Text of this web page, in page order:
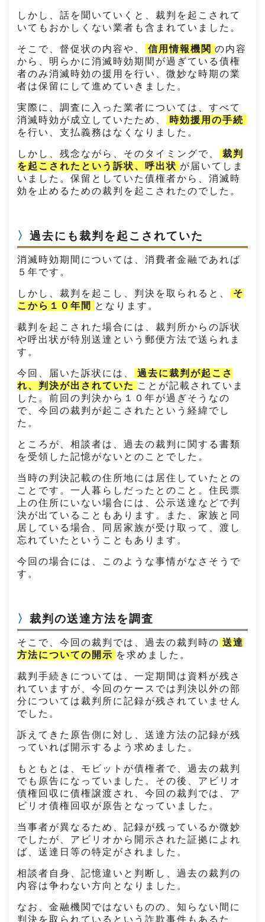
しかし、話を聞いていくと、裁判を起こされて
いてもおかしくない業者も含まれていました。
そこで、督促状の内容や、 信用情報機関 の内容
から、明らかに消滅時効期間が過ぎている債権
者のみ消滅時効の援用を行い、微妙な時期の業
者は保留にして進めていきました。
実際に、調査に入った業者については、すべて
消滅時効が成立していたため、
時効援用の手続
を行い、支払義務はなくなりました。
しかし、残念ながら、そのタイミングで、
裁判
を起こされたという訴状、呼出状 が届いてしま
いました。保留としていた債権者から、消滅時
効を止めるための裁判を起こされたのでした。
過去にも裁判を起こされていた
消滅時効期間については、消費者金融であれば
５年です。
しかし、裁判を起こし、判決を取られると、
そ
こから１０年間
となります。
裁判を起こされた場合には、裁判所からの訴状
や呼出状が特別送達という郵便方法で送られま
す。
今回、届いた訴状には、
過去に裁判が起こさ
れ、判決が出されていた ことが記載されていま
した。前回の判決から１０年が過ぎそうなの
で、今回の裁判が起こされたという経緯でし
た。
ところが、相談者は、過去の裁判に関する書類
を受領した記憶がないとのことでした。
当時の判決記載の住所地には居住していたとの
ことです。一人暮らしだったとのこと。住民票
上の住所にいない場合には、公示送達などで判
決が出ていることもあります。また、家族と同
居している場合、同居家族が受け取って、渡し
忘れていたということもあります。
今回の場合には、このような事情がなさそうで
す。
裁判の送達方法を調査
そこで、今回の裁判では、過去の裁判時の 送達
方法についての開示 を求めました。
裁判手続きについては、一定期間は資料が残さ
れていますが、今回のケースでは判決以外の部
分については裁判所に記録が残されていません
でした。
訴えてきた原告側に対し、送達方法の記録が残
っていれば開示するよう求めました。
もともとは、モビットが債権者で、過去の裁判
でも原告になっていました。その後、アビリオ
債権回収に債権譲渡され、今回の裁判では、ア
ビリオ債権回収が原告となっていました。
当事者が異なるため、記録が残っているか微妙
でしたが、アビリオから開示された証拠によれ
ば、送達日等の特定がされました。
相談者自身、記憶違いと判断し、過去の裁判の
内容は争わない方向となりました。
なお、金融機関ではないものの、知らない間に
判決を取られているという詐欺事件もあるた